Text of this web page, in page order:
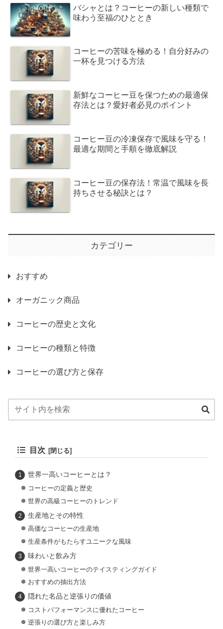
バシャとは？コーヒーの新しい種類で
味わう至福のひととき
コーヒーの苦味を極める！自分好みの
一杯を見つける方法
新鮮なコーヒー豆を保つための最適保
存法とは？愛好者必見のポイント
コーヒー豆の冷凍保存で風味を守る！
最適な期間と手順を徹底解説
コーヒー豆の保存法！常温で風味を長
持ちさせる秘訣とは？
カテゴリー
おすすめ
オーガニック商品
コーヒーの歴史と文化
コーヒーの種類と特徴
コーヒーの選び方と保存
目次
世界一高いコーヒーとは？
コーヒーの定義と歴史
世界の高級コーヒーのトレンド
生産地とその特性
高価なコーヒーの生産地
生産条件がもたらすユニークな風味
味わいと飲み方
世界一高いコーヒーのテイスティングガイド
おすすめの抽出方法
隠れた名品と逆張りの価値
コストパフォーマンスに優れたコーヒー
逆張りの選び方と楽しみ方